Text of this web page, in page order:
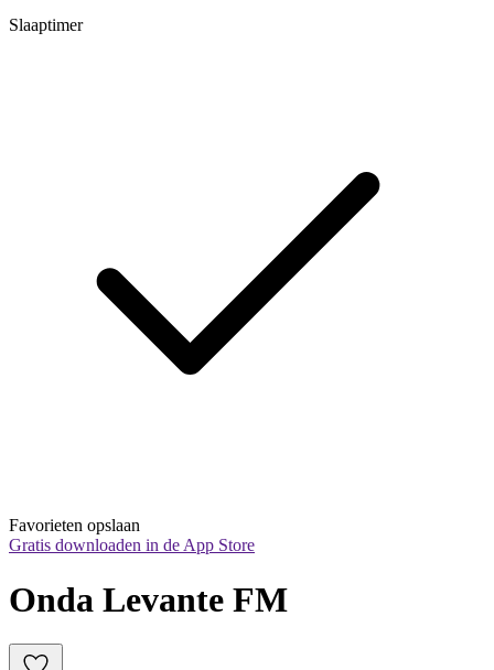
Slaaptimer
Favorieten opslaan
Gratis downloaden in de App Store
Onda Levante FM